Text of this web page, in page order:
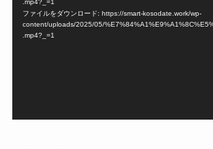
.mp4?_=1
ファイルをダウンロード: https://smart-kosodate.work/wp-
content/uploads/2025/05/
.mp4?_=1